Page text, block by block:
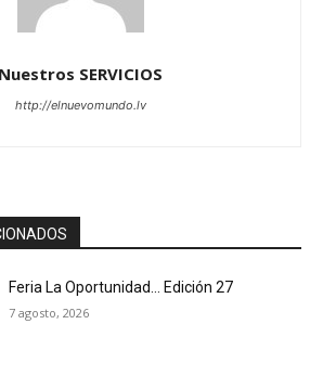
Nuestros SERVICIOS
http://elnuevomundo.lv
Feria La Oportunidad… Edición 27
7 agosto, 2026